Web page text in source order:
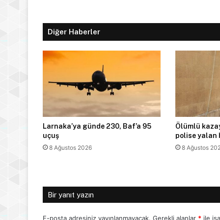
Diğer Haberler
Larnaka’ya günde 230, Baf’a 95
uçuş
8 Ağustos 2026
Ölümlü
polise yalan
8 Ağustos
Bir yanıt yazın
E-posta adresiniz yayınlanmayacak. Gerekli alanlar * ile